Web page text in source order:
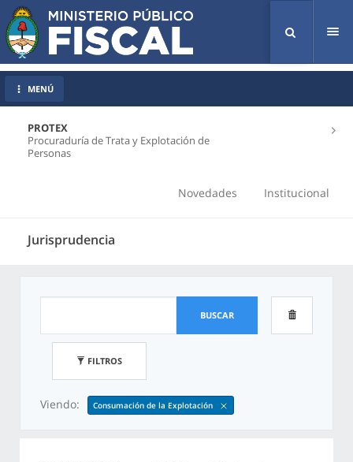
PROTEX
Procuraduría de Trata y Explotación de
Personas
Novedades Institucional
Jurisprudencia
MENÚ
BUSCAR
FILTROS
Viendo: Consumación de la Explotación